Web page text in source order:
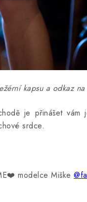
kapsu a odkaz
je přinášet vám
srdce.
modelce Miške